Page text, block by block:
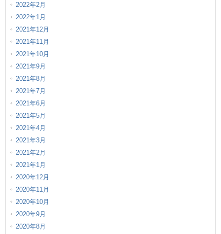
2022年2月
2022年1月
2021年12月
2021年11月
2021年10月
2021年9月
2021年8月
2021年7月
2021年6月
2021年5月
2021年4月
2021年3月
2021年2月
2021年1月
2020年12月
2020年11月
2020年10月
2020年9月
2020年8月